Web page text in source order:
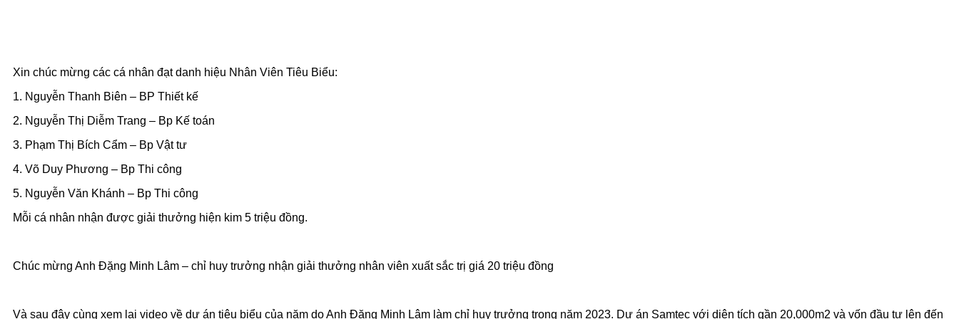
Xin chúc mừng các cá nhân đạt danh hiệu Nhân Viên Tiêu Biểu:
1. Nguyễn Thanh Biên – BP Thiết kế
2. Nguyễn Thị Diễm Trang – Bp Kế toán
3. Phạm Thị Bích Cẩm – Bp Vật tư
4. Võ Duy Phương – Bp Thi công
5. Nguyễn Văn Khánh – Bp Thi công
Mỗi cá nhân nhận được giải thưởng hiện kim 5 triệu đồng.
Chúc mừng Anh Đặng Minh Lâm – chỉ huy trưởng nhận giải thưởng nhân viên xuất sắc trị giá 20 triệu đồng
Và sau đây cùng xem lại video về dự án tiêu biểu của năm do Anh Đặng Minh Lâm làm chỉ huy trưởng trong năm 2023. Dự án Samtec với diện tích gần 20,000m2 và vốn đầu tư lên đến